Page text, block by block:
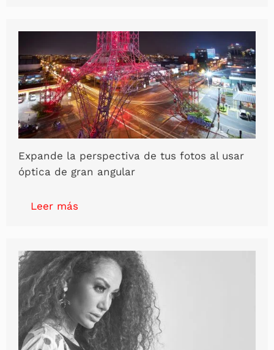
Expande la perspectiva de tus fotos al usar
óptica de gran angular
Leer más